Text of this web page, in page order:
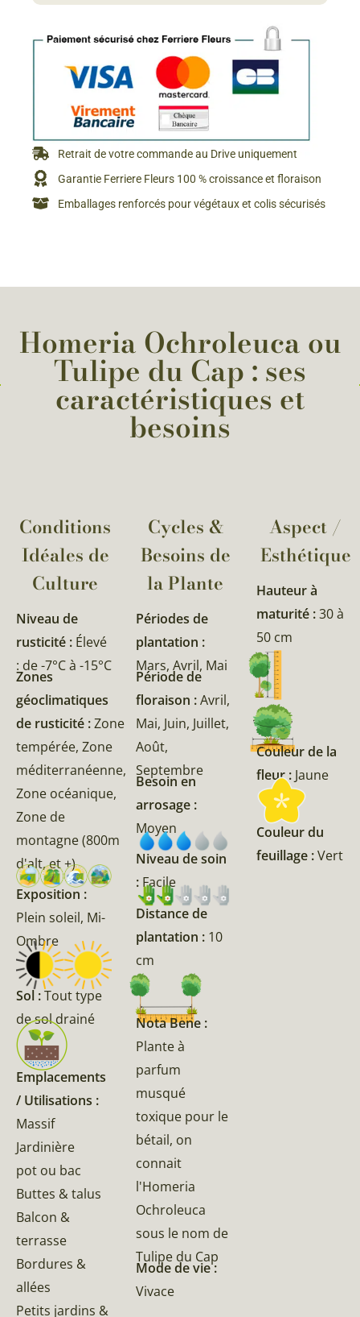
Retrait de votre commande au Drive uniquement
Garantie Ferriere Fleurs 100 % croissance et floraison
Emballages renforcés pour végétaux et colis sécurisés
Homeria Ochroleuca ou
Tulipe du Cap : ses
caractéristiques et
besoins
Conditions
Idéales de
Culture
Niveau de
rusticité : Élevé
: de -7°C à -15°C
Zones
géoclimatiques
de rusticité :Zone
tempérée, Zone
méditerranéenne,
Zone océanique,
Zone de
montagne (800m
d'alt, et +)
Exposition :
Plein soleil, Mi-
Ombre
Sol :Tout type
de sol drainé
Emplacements
/ Utilisations :
Massif
Jardinière
pot ou bac
Buttes & talus
Balcon &
terrasse
Bordures &
allées
Petits jardins &
Cycles &
Besoins de
la Plante​
Périodes de
plantation :
Mars, Avril, Mai
Période de
floraison :Avril,
Mai, Juin, Juillet,
Août,
Septembre
Besoin en
arrosage :
Moyen
Niveau de soin
: Facile
Distance de
plantation : 10
cm
Nota Bene :
Plante à
parfum
musqué
toxique pour le
bétail, on
connait
l'Homeria
Ochroleuca
sous le nom de
Tulipe du Cap
Mode de vie :
Vivace
Aspect /
Esthétique
Hauteur à
maturité :30 à
50 cm
Couleur de la
fleur : Jaune
Couleur du
feuillage :Vert